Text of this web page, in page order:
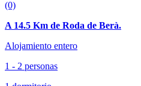
(0)
A 14.5 Km de Roda de Berà.
Alojamiento entero
1 - 2 personas